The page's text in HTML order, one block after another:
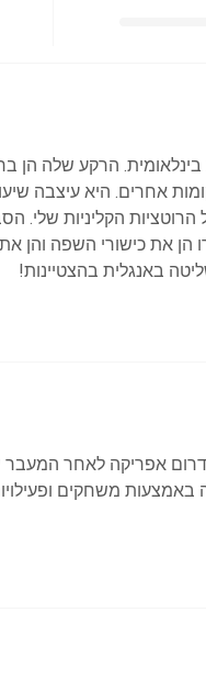
כל תלמיד:
אישיים
בינלאומית. הרקע שלה הן
אחרים. היא עיצבה
הקליניות שלי.
הן את כישורי השפה והן
באנגלית בהצטיינות!
בדרום אפריקה לאחר המעבר
באמצעות משחקים